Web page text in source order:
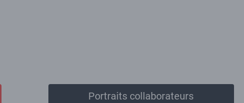
Portraits collaborateurs